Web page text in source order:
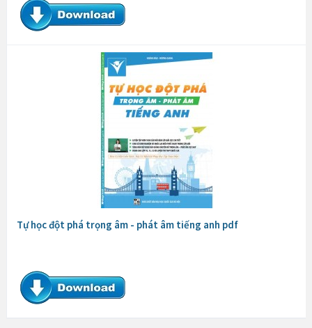
Tự học đột phá trọng âm - phát âm tiếng anh pdf